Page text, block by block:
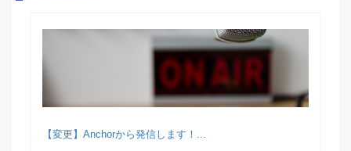
【変更】Anchorから発信します！...